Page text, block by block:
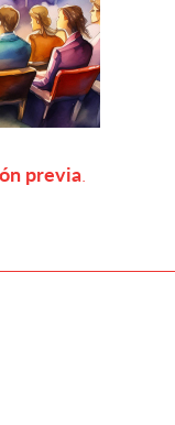
previa